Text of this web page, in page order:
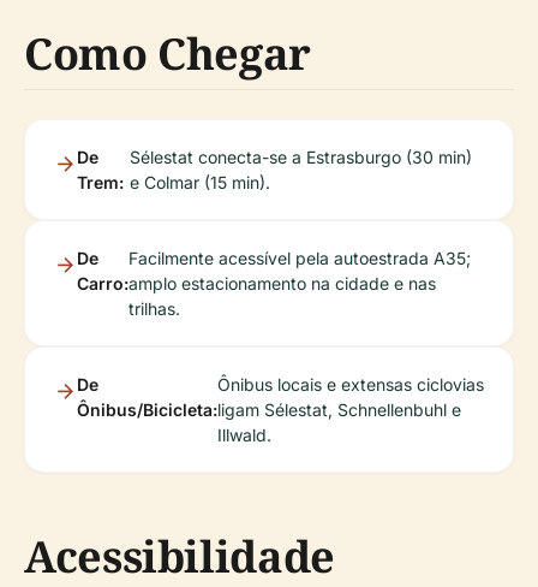
Como Chegar
De
Trem:
Sélestat conecta-se a Estrasburgo (30 min)
e Colmar (15 min).
De
Carro:
Facilmente acessível pela autoestrada A35;
amplo estacionamento na cidade e nas
trilhas.
De
Ônibus/Bicicleta:
Ônibus locais e extensas ciclovias
ligam Sélestat, Schnellenbuhl e
Illwald.
Acessibilidade